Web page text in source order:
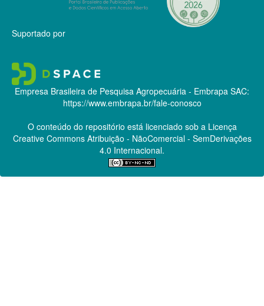
Suportado por
Empresa Brasileira de Pesquisa Agropecuária - Embrapa SAC:
https://www.embrapa.br/fale-conosco
O conteúdo do repositório está licenciado sob a Licença
Creative CommonsAtribuição - NãoComercial - SemDerivações
4.0 Internacional.